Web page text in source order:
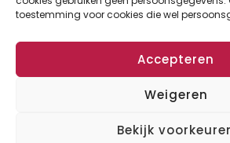
toestemming voor cookies die wel
Accepteren
Weigeren
Bekijk
Diensten
Lijstenmakerij
Shop
Mijn
Checkout
Algemene VoorwaardenDisclaimer